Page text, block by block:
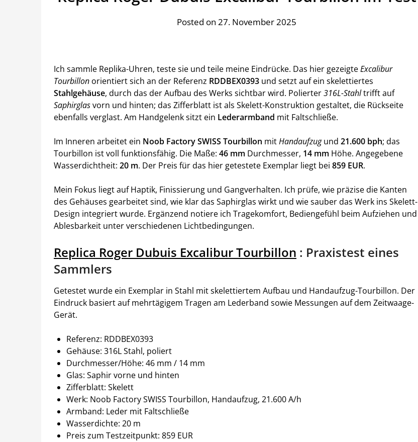
Posted on 27. November 2025
Ich sammle Replika-Uhren, teste sie und teile meine Eindrücke. Das hier gezeigteExcalibur
Tourbillon orientiert sich an der Referenz RDDBEX0393 und setzt auf ein skelettiertes
Stahlgehäuse, durch das der Aufbau des Werks sichtbar wird. Polierter316L-Stahltrifft auf
Saphirglasvorn und hinten; das Zifferblatt ist als Skelett-Konstruktion gestaltet, die Rückseite
ebenfalls verglast. Am Handgelenk sitzt ein Lederarmband mit Faltschließe.
Im Inneren arbeitet ein Noob Factory SWISS Tourbillon mitHandaufzugund 21.600 bph; das
Tourbillon ist voll funktionsfähig. Die Maße: 46 mm Durchmesser, 14 mm Höhe. Angegebene
Wasserdichtheit: 20 m. Der Preis für das hier getestete Exemplar liegt bei 859 EUR.
Mein Fokus liegt auf Haptik, Finissierung und Gangverhalten. Ich prüfe, wie präzise die Kanten
des Gehäuses gearbeitet sind, wie klar das Saphirglas wirkt und wie sauber das Werk ins Skelett-
Design integriert wurde. Ergänzend notiere ich Tragekomfort, Bediengefühl beim Aufziehen und
Ablesbarkeit unter verschiedenen Lichtbedingungen.
Replica Roger Dubuis Excalibur Tourbillon : Praxistest eines
Sammlers
Getestet wurde ein Exemplar in Stahl mit skelettiertem Aufbau und Handaufzug-Tourbillon. Der
Eindruck basiert auf mehrtägigem Tragen am Lederband sowie Messungen auf dem Zeitwaage-
Gerät.
Referenz: RDDBEX0393
Gehäuse: 316L Stahl, poliert
Durchmesser/Höhe: 46 mm / 14 mm
Glas: Saphir vorne und hinten
Zifferblatt: Skelett
Werk: Noob Factory SWISS Tourbillon, Handaufzug, 21.600 A/h
Armband: Leder mit Faltschließe
Wasserdichte: 20 m
Preis zum Testzeitpunkt: 859 EUR